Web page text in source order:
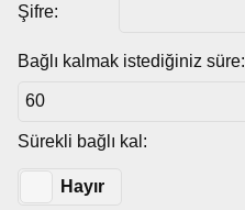
Şifre:
Bağlı kalmak istediğiniz süre:
Sürekli bağlı kal:
Hayır